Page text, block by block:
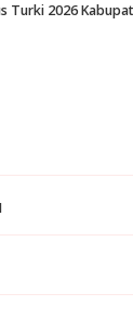
Turki 2026